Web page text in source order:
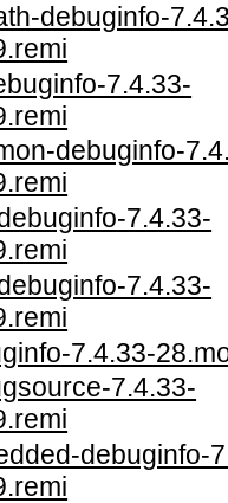
debuginfo-
7.4.33-
debuginfo-
7.4.33-
7.4.33-
7.4.33-
7.4.33-
debuginfo-